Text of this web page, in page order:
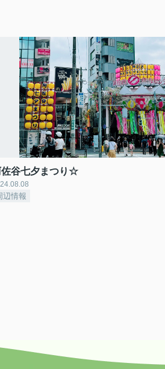
佐谷七夕まつり☆
辺情報